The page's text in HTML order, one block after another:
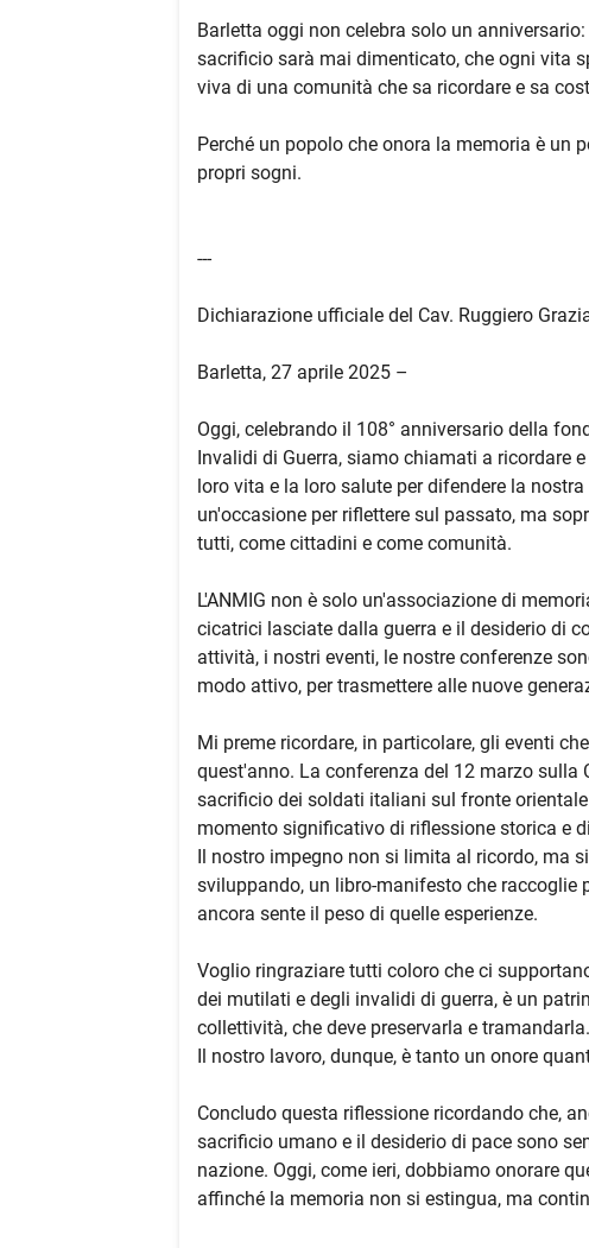
Barletta oggi non celebra solo un
sacrificio sarà mai dimenticato, che ogni vita
viva di una comunità che sa ricordare e sa
Perché un popolo che onora la memoria è un
propri sogni.
---
Dichiarazione ufficiale del Cav. Ruggiero
Barletta, 27 aprile 2025 –
Oggi, celebrando il 108° anniversario della
Invalidi di Guerra, siamo chiamati a ricordare
loro vita e la loro salute per difendere la
un'occasione per riflettere sul passato, ma
tutti, come cittadini e come comunità.
L'ANMIG non è solo un'associazione di
cicatrici lasciate dalla guerra e il desiderio di
attività, i nostri eventi, le nostre conferenze
modo attivo, per trasmettere alle nuove
Mi preme ricordare, in particolare, gli eventi
quest'anno. La conferenza del 12 marzo
sacrificio dei soldati italiani sul fronte
momento significativo di riflessione storica e
Il nostro impegno non si limita al ricordo, ma
sviluppando, un libro-manifesto che raccoglie
ancora sente il peso di quelle esperienze.
Voglio ringraziare tutti coloro che ci
dei mutilati e degli invalidi di guerra, è un
collettività, che deve preservarla e tramandarla.
Il nostro lavoro, dunque, è tanto un onore
Concludo questa riflessione ricordando che,
sacrificio umano e il desiderio di pace sono
nazione. Oggi, come ieri, dobbiamo onorare
affinché la memoria non si estingua, ma